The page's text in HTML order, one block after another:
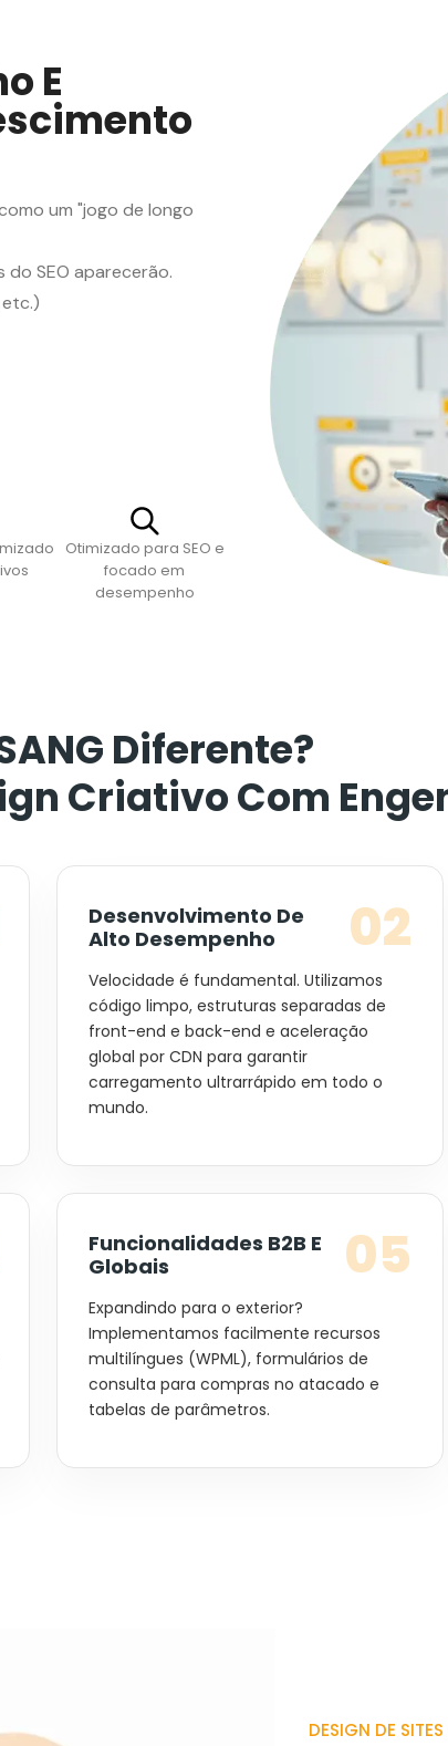
E
um "jogo de longo
SEO aparecerão.
Otimizado para SEO e
focado em
desempenho
Diferente?
Criativo Com
Desenvolvimento De
Alto Desempenho
02
Velocidade é fundamental. Utilizamos
código limpo, estruturas separadas de
front-end e back-end e aceleração
global por CDN para garantir
carregamento ultrarrápido em todo o
mundo.
Funcionalidades B2B E
Globais
05
Expandindo para o exterior?
Implementamos facilmente recursos
multilíngues (WPML), formulários de
consulta para compras no atacado e
tabelas de parâmetros.
DESIGN DE